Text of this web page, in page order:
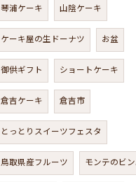
琴浦ケーキ 山陰ケーキ
ケーキ屋の生ドーナツ お盆
御供ギフト ショートケーキ
倉吉ケーキ 倉吉市
とっとりスイーツフェスタ
鳥取県産フルーツ モンテのビ